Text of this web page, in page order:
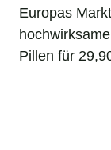
Europas
Pillen für